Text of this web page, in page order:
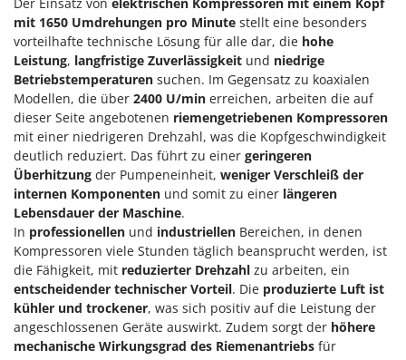
mit 1650 Umdrehungen pro Minute stellt eine besonders
vorteilhafte technische Lösung für alle dar, die hohe
Leistung, langfristige Zuverlässigkeit und niedrige
Betriebstemperaturen suchen. Im Gegensatz zu koaxialen
Modellen, die über 2400 U/min erreichen, arbeiten die auf
dieser Seite angebotenen riemengetriebenen Kompressoren
mit einer niedrigeren Drehzahl, was die Kopfgeschwindigkeit
deutlich reduziert. Das führt zu einer geringeren
Überhitzung der Pumpeneinheit, weniger Verschleiß der
internen Komponenten und somit zu einer längeren
Lebensdauer der Maschine.
In professionellen und industriellen Bereichen, in denen
Kompressoren viele Stunden täglich beansprucht werden, ist
die Fähigkeit, mit reduzierter Drehzahl zu arbeiten, ein
entscheidender technischer Vorteil. Die produzierte Luft ist
kühler und trockener, was sich positiv auf die Leistung der
angeschlossenen Geräte auswirkt. Zudem sorgt der höhere
mechanische Wirkungsgrad des Riemenantriebs für